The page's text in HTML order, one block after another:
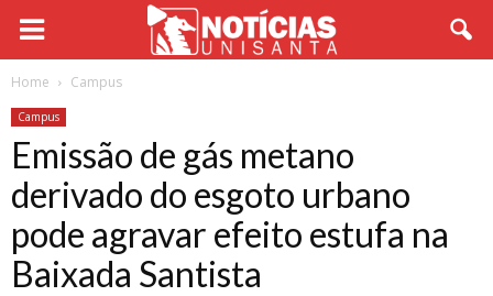
Home Campus
Campus
Emissão de gás metano
derivado do esgoto urbano
pode agravar efeito estufa na
Baixada Santista